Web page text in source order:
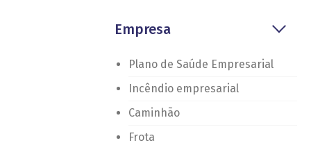
Empresa
Plano de Saúde Empresarial
Incêndio empresarial
Caminhão
Frota